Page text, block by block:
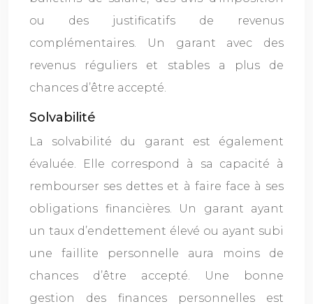
ou des justificatifs de revenus
complémentaires. Un garant avec des
revenus réguliers et stables a plus de
chances d’être accepté.
Solvabilité
La solvabilité du garant est également
évaluée. Elle correspond à sa capacité à
rembourser ses dettes et à faire face à ses
obligations financières. Un garant ayant
un taux d’endettement élevé ou ayant subi
une faillite personnelle aura moins de
chances d’être accepté. Une bonne
gestion des finances personnelles est